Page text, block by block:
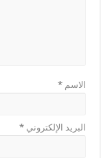
الاسم*
البريد الإلكتروني*